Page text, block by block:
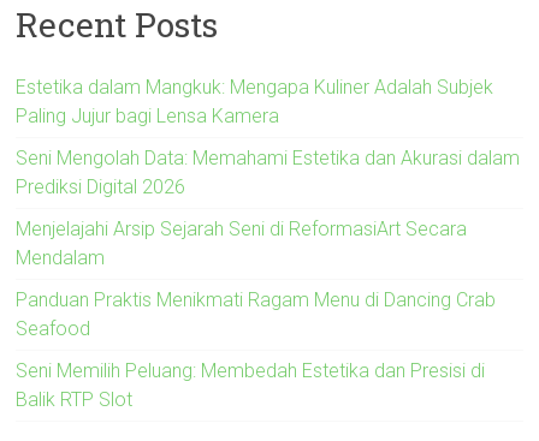
Recent Posts
Estetika dalam Mangkuk: Mengapa Kuliner Adalah Subjek
Paling Jujur bagi Lensa Kamera
Seni Mengolah Data: Memahami Estetika dan Akurasi dalam
Prediksi Digital 2026
Menjelajahi Arsip Sejarah Seni di ReformasiArt Secara
Mendalam
Panduan Praktis Menikmati Ragam Menu di Dancing Crab
Seafood
Seni Memilih Peluang: Membedah Estetika dan Presisi di
Balik RTP Slot